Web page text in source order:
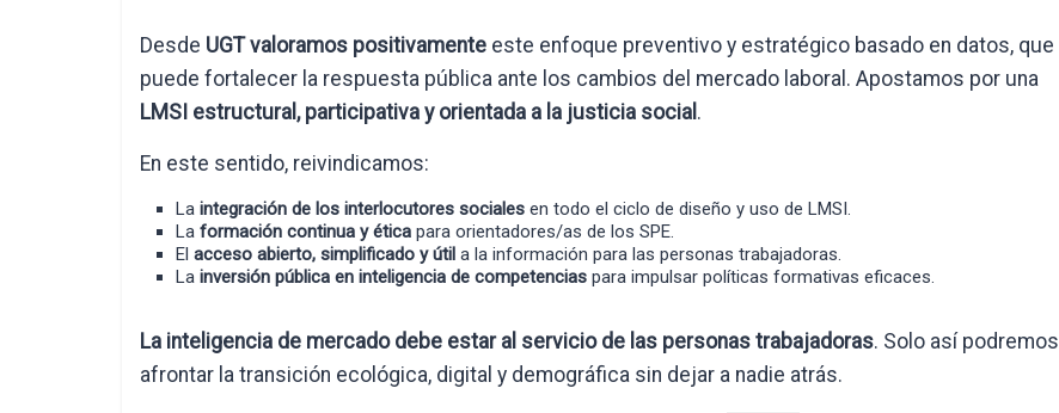
Desde UGT valoramos positivamente este enfoque preventivo y estratégico basado en datos, que
puede fortalecer la respuesta pública ante los cambios del mercado laboral. Apostamos por una
LMSI estructural, participativa y orientada a la justicia social .
En este sentido, reivindicamos:
La integración de los interlocutores sociales en todo el ciclo de diseño y uso de LMSI.
La formación continua y ética para orientadores/as de los SPE.
El acceso abierto, simplificado y útil a la información para las personas trabajadoras.
La inversión pública en inteligencia de competencias para impulsar políticas formativas eficaces.
La inteligencia de mercado debe estar al servicio de las personas trabajadoras. Solo así podremos
afrontar la transición ecológica, digital y demográfica sin dejar a nadie atrás.